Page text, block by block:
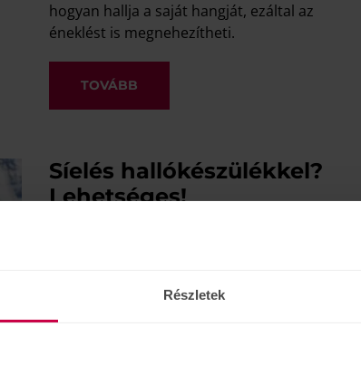
Részletek
hogyan hallja a saját hangját, ezáltal az
éneklést is megnehezítheti.
TOVÁBB
Síelés hallókészülékkel?
Lehetséges!
igényel ugyan, de nem lehetetlen, hogy a